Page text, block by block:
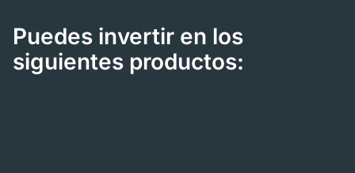
Puedes invertir en los
siguientes productos: